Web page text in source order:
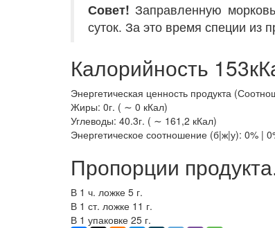
Совет! Заправленную
суток. За это время специи из
Калорийность
Энергетическая ценность продукта
Жиры: 0г. ( ∼ 0 кКал)
Углеводы: 40.3г. ( ∼ 161,2 кКал)
Энергетическое соотношение (б|ж|у): 0% |
Пропорции
В 1 ч. ложке 5 г.
В 1 ст. ложке 11 г.
В 1 упаковке 25 г.